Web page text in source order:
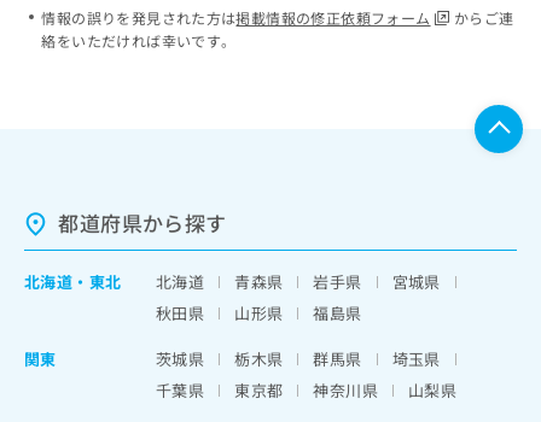
情報の誤りを発見された方は掲載情報の修正依頼フォーム
からご連
絡をいただければ幸いです。
都道府県から探す
北海道 ・ 東北 北海道 青森県 岩手県
宮城県
秋田県
山形県
福島県
関東
茨城県 栃木県 群馬県
埼玉県
千葉県
東京都 神奈川県
山梨県